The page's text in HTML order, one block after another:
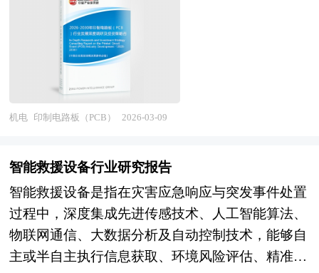
度暖光促进褪黑素分泌，助力用户建立科学作息。
作为客厅的“光环境设计师”，现代客厅灯正以技术
赋能美学，重新定义家居照明的价值边界。 客厅
灯研究报告对行业研究的内容和方法进行全面的阐
述和论证，对研究过程中所获取的资料进行全面系
统的整理和分析，通过图表、统计结果及文献资
点、分析论据，进行论证。报告如实地反映客观情
况，一切叙述、说明、推断、引用恰如其分，文
字、用词表达准确，概念表述科学化。报告对行业
相关各种因素进行具体调查、研究、分析，洞察行
业今后的发展方向、行业竞争格局的演变趋势以及
持续升级，已从传统的单双面板演进至高密度互连
（HDI）、多层板、柔性板及IC封装基板等先进形
态，广泛应用于5G通信、人工智能、新能源汽车
和物联网等前沿领域。 在AI服务器爆发式增长的
推动下，对高频高速、高层数、高可靠性的PCB需
求显著提升，尤其在GPU与内存模块间的信号传输
求，促使企业加速采用改进型半加成法（mSAP）
普及带动了对大功率、耐高温PCB的需求，厚铜板
和金属基板在电机控制器、车载充电系统中扮演关
键角色，而智能驾驶系统的复杂传感器融合架构也
进一步提升了PCB的集成度与可靠性标准。 在“双
机电 印制电路板（PCB） 2026-03-09
智能救援设备行业研究报告
智能救援设备是指在灾害应急响应与突发事件处置
过程中，深度集成先进传感技术、人工智能算法、
物联网通信、大数据分析及自动控制技术，能够自
主或半自主执行信息获取、环境风险评估、精准定